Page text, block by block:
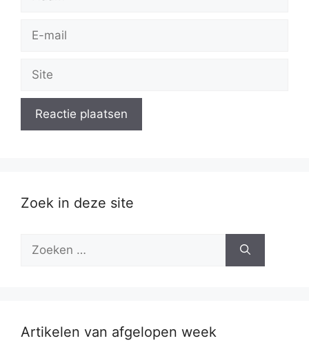
mail
Zoek in deze site
naar:
Artikelen van afgelopen week